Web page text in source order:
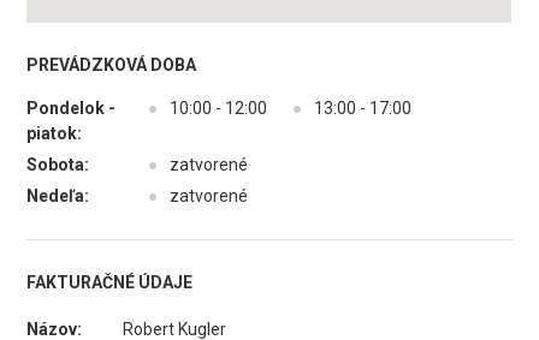
PREVÁDZKOVÁ DOBA
Pondelok -
piatok:
● 10:00 - 12:00 ● 13:00 - 17:00
Sobota: ●
zatvorené
Nedeľa:
● zatvorené
FAKTURAČNÉ ÚDAJE
Názov:
Robert Kugler